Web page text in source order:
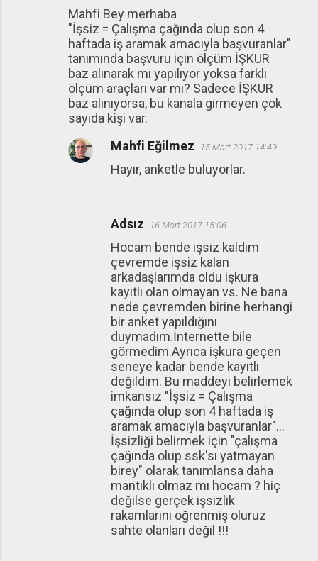
Mahfi Bey merhaba
"İşsiz = Çalışma çağında olup son 4
haftada iş aramak amacıyla başvuranlar"
tanımında başvuru için ölçüm İŞKUR
baz alınarak mı yapılıyor yoksa farklı
ölçüm araçları var mı? Sadece İŞKUR
baz alınıyorsa, bu kanala girmeyen çok
sayıda kişi var.
Mahfi Eğilmez 15 Mart 2017 14:49
Hayır, anketle buluyorlar.
Adsız 16 Mart 2017 15:06
Hocam bende işsiz kaldım
çevremde işsiz kalan
arkadaşlarımda oldu işkura
kayıtlı olan olmayan vs. Ne bana
nede çevremden birine herhangi
bir anket yapıldığını
duymadım.İnternette bile
görmedim.Ayrıca işkura geçen
seneye kadar bende kayıtlı
değildim. Bu maddeyi belirlemek
imkansız "İşsiz = Çalışma
çağında olup son 4 haftada iş
aramak amacıyla başvuranlar"...
İşsizliği belirmek için "çalışma
çağında olup ssk'sı yatmayan
birey" olarak tanımlansa daha
mantıklı olmaz mı hocam ? hiç
değilse gerçek işsizlik
rakamlarını öğrenmiş oluruz
sahte olanları değil !!!